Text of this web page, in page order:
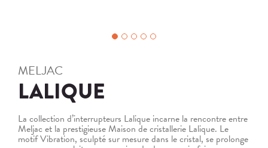
MELJAC
LALIQUE
La collection d’interrupteurs Lalique incarne la rencontre entre
Meljac et la prestigieuse Maison de cristallerie Lalique. Le
motif Vibration, sculpté sur mesure dans le cristal, se prolonge